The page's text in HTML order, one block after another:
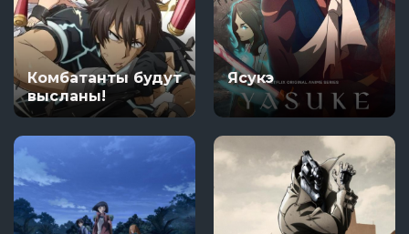
Комбатанты будут
высланы!
Ясукэ